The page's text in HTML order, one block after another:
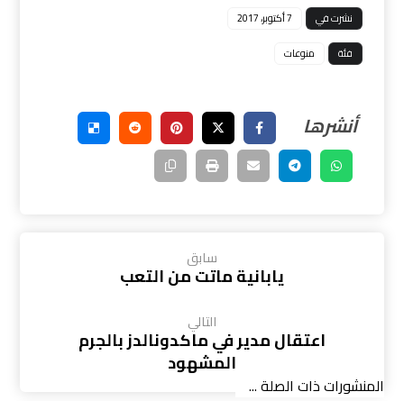
نشرت في
7 أكتوبر، 2017
فئة
منوعات
سابق
يابانية ماتت من التعب
التالي
اعتقال مدير في ماكدونالدز بالجرم
المشهود
المنشورات ذات الصلة ...